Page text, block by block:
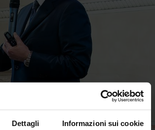
Dettagli Informazioni sui cookie